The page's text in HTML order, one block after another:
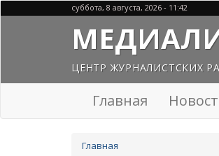
суббота, 8 августа, 2026 - 11:42
ЦЕНТР ЖУРНАЛИСТСКИХ
Главная
здесь
Главная